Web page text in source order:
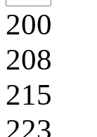
200
208
215
223